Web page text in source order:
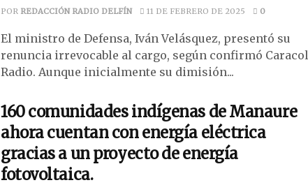
POR REDACCIÓN RADIO DELFÍN 11 DE FEBRERO DE 2025 0
El ministro de Defensa, Iván Velásquez, presentó su
renuncia irrevocable al cargo, según confirmó Caracol
Radio. Aunque inicialmente su dimisión...
160 comunidades indígenas de Manaure
ahora cuentan con energía eléctrica
gracias a un proyecto de energía
fotovoltaica.